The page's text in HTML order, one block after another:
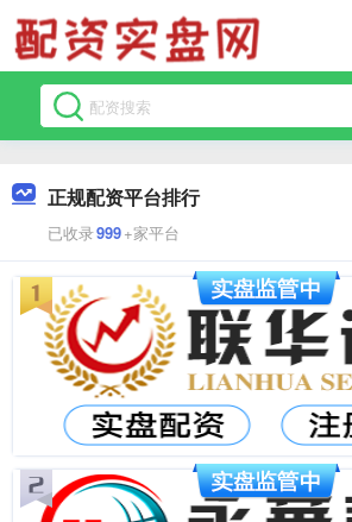
正规配资平台排行
已收录999+家平台